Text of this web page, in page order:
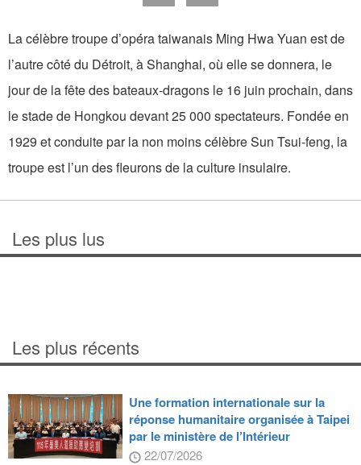
La célèbre troupe d’opéra taiwanais Ming Hwa Yuan est de
l’autre côté du Détroit, à Shanghai, où elle se donnera, le
jour de la fête des bateaux-dragons le 16 juin prochain, dans
le stade de Hongkou devant 25 000 spectateurs. Fondée en
1929 et conduite par la non moins célèbre Sun Tsui-feng, la
troupe est l’un des fleurons de la culture insulaire.
Les plus lus
Les plus récents
Une formation internationale sur la
réponse humanitaire organisée à Taipei
par le ministère de l’Intérieur
22/07/2026